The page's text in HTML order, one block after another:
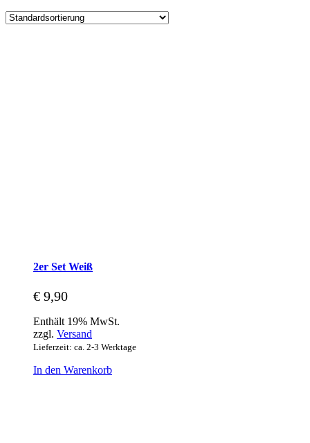
2er Set Weiß
€ 9,90
Enthält 19% MwSt.
zzgl. Versand
Lieferzeit: ca. 2-3 Werktage
In den Warenkorb